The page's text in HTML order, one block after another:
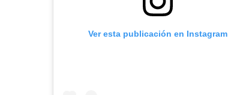
Ver esta publicación en Instagram